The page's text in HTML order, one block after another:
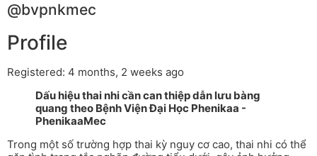
@bvpnkmec
Profile
Registered: 4 months, 2 weeks ago
Dấu hiệu thai nhi cần can thiệp dẫn lưu bàng
quang theo Bệnh Viện Đại Học Phenikaa -
PhenikaaMec
Trong một số trường hợp thai kỳ nguy cơ cao, thai nhi có thể